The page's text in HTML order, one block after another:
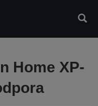
Home XP-